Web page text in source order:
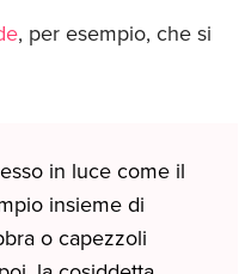
, per esempio, che si
in luce come il
insieme di
o capezzoli